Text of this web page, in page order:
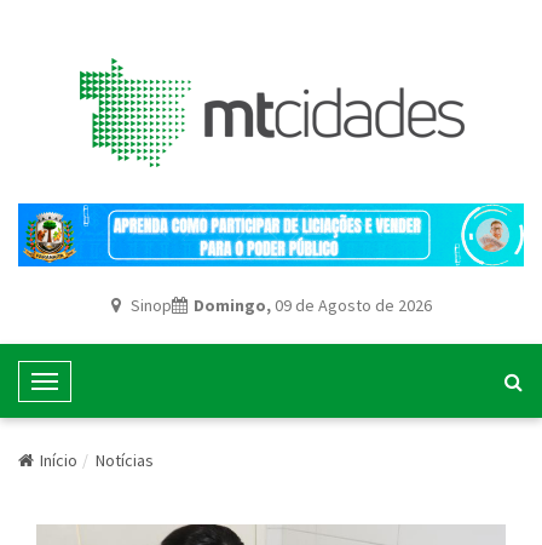
Sinop Domingo,09 de Agosto de 2026
T
o
g
e
Início Notícias